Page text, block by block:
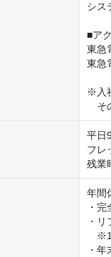
シス
■ア
東急
東急
※入
そ
平日
フレ
残業
年間
・
・
・